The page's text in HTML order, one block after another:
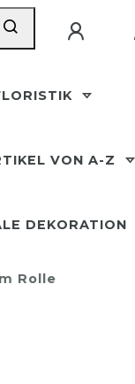
VON A-Z
DEKORATION
Rolle